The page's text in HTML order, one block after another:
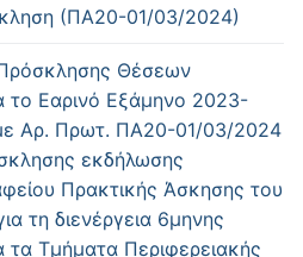
(ΠΑ20-01/03/2024)
Θέσεων
το Εαρινό Εξάμηνο 2023-
Αρ. Πρωτ. ΠΑ20-01/03/2024
εκδήλωσης
Πρακτικής Άσκησης του
τη διενέργεια 6μηνης
τα Τμήματα Περιφερειακής